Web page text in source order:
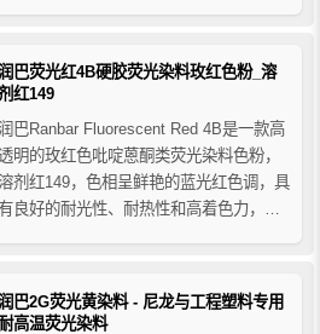
力，优异的耐热稳定性、耐酸碱性、耐
硬胶塑料的着色。
巴荧光红4B硬胶荧光染料玫红色粉_溶
红149
巴Ranbar Fluorescent Red 4B是一款高
明的玫红色吡啶蒽酮类荧光染料色粉，
剂红149，色相呈鲜艳的蓝光红色调，具
良好的耐光性、耐热性和高着色力，润
纤维着色的需要，主要用于各种硬胶塑料
热塑性树脂着色。
巴2G荧光黄染料 - 尼龙与工程塑料专用
耐高温荧光染料